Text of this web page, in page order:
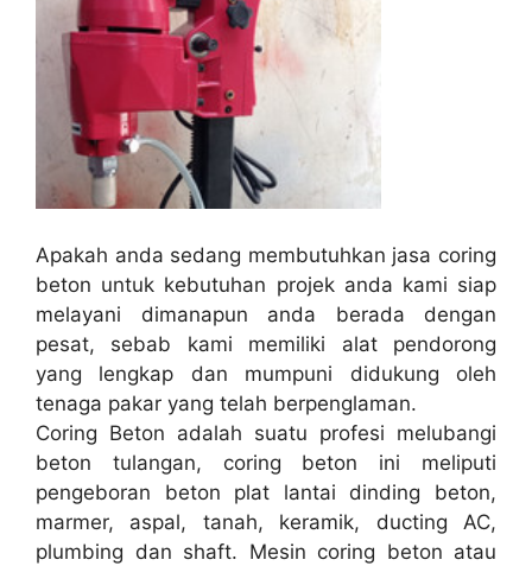
Apakah anda sedang membutuhkan jasa coring
beton untuk kebutuhan projek anda kami siap
melayani dimanapun anda berada dengan
pesat, sebab kami memiliki alat pendorong
yang lengkap dan mumpuni didukung oleh
tenaga pakar yang telah berpenglaman.
Coring Beton adalah suatu profesi melubangi
beton tulangan, coring beton ini meliputi
pengeboran beton plat lantai dinding beton,
marmer, aspal, tanah, keramik, ducting AC,
plumbing dan shaft. Mesin coring beton atau